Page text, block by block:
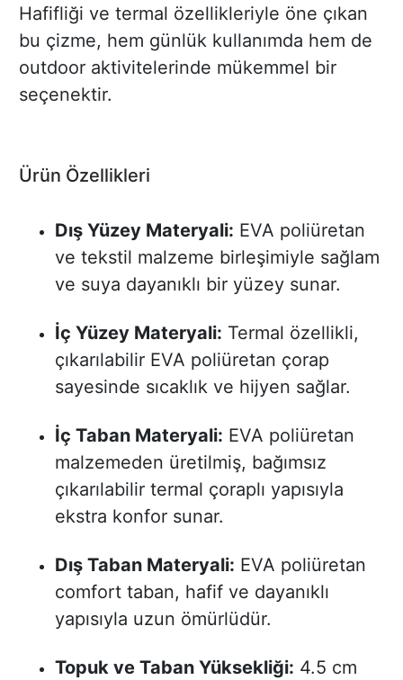
Hafifliği ve termal özellikleriyle öne çıkan
bu çizme, hem günlük kullanımda hem de
outdoor aktivitelerinde mükemmel bir
seçenektir.
Ürün Özellikleri
Dış Yüzey Materyali: EVA poliüretan
ve tekstil malzeme birleşimiyle sağlam
ve suya dayanıklı bir yüzey sunar.
İç Yüzey Materyali: Termal özellikli,
çıkarılabilir EVA poliüretan çorap
sayesinde sıcaklık ve hijyen sağlar.
İç Taban Materyali: EVA poliüretan
malzemeden üretilmiş, bağımsız
çıkarılabilir termal çoraplı yapısıyla
ekstra konfor sunar.
Dış Taban Materyali: EVA poliüretan
comfort taban, hafif ve dayanıklı
yapısıyla uzun ömürlüdür.
Topuk ve Taban Yüksekliği: 4.5 cm